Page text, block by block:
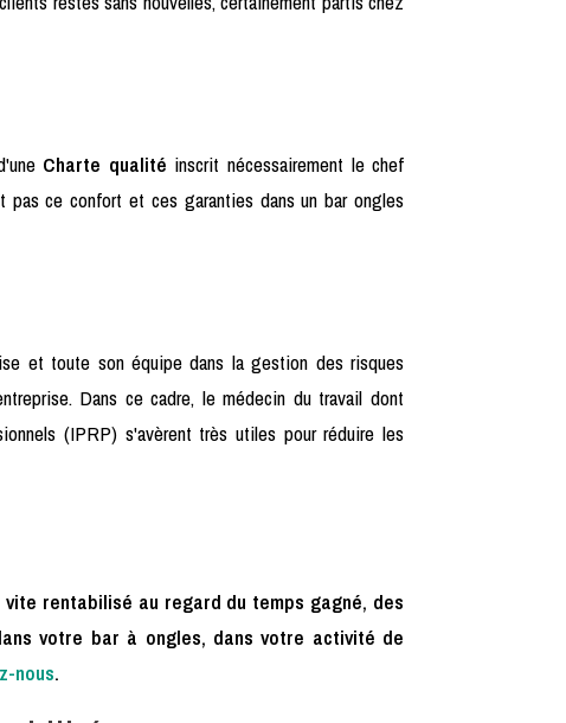
Charte qualité inscrit nécessairement le chef
ce confort et ces garanties dans un bar ongles
et toute son équipe dans la gestion des risques
Dans ce cadre, le médecin du travail dont
(IPRP) s'avèrent très utiles pour réduire les
rentabilisé au regard du temps gagné, des
votre bar à ongles, dans votre activité de
nous.